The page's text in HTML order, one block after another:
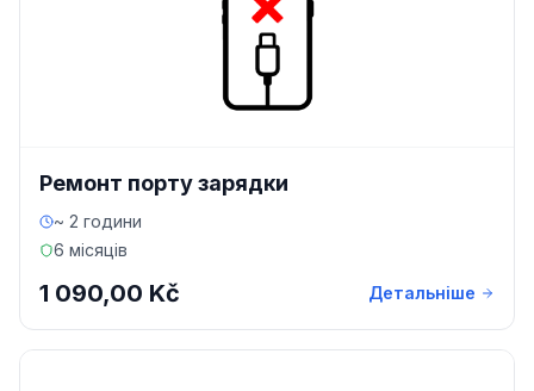
Ремонт порту зарядки
~ 2 години
6 місяців
1 090,00 Kč Детальніше